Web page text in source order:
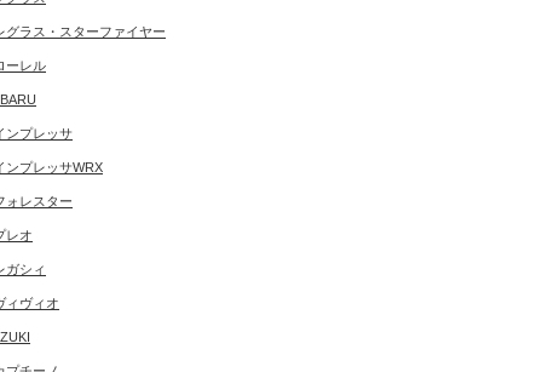
グラス・スターファイヤー
ーレル
ンプレッサ
ンプレッサWRX
ォレスター
レオ
ガシィ
ィヴィオ